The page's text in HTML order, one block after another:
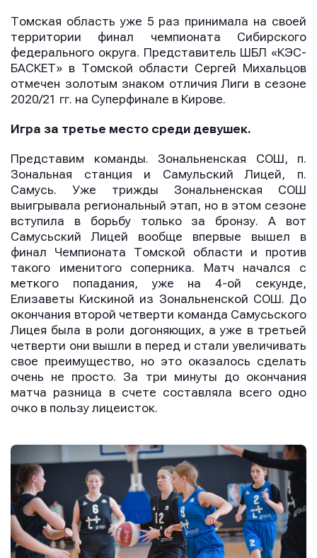
Томская область уже 5 раз принимала на своей
территории финал чемпионата Сибирского
федерального округа. Представитель ШБЛ «КЭС-
БАСКЕТ» в Томской области Сергей Михальцов
отмечен золотым знаком отличия Лиги в сезоне
2020/21 гг. на Суперфинале в Кирове.
Игра за третье место среди девушек.
Представим команды. Зональненская СОШ, п.
Зональная станция и Самульский Лицей, п.
Самусь. Уже трижды Зональненская СОШ
выигрывала региональный этап, но в этом сезоне
вступила в борьбу только за бронзу. А вот
Самусьский Лицей вообще впервые вышел в
финал Чемпионата Томской области и против
такого именитого соперника. Матч начался с
меткого попадания, уже на 4-ой секунде,
Елизаветы Кискиной из Зональненской СОШ. До
окончания второй четверти команда Самусьского
Лицея была в роли догоняющих, а уже в третьей
четверти они вышли в перед и стали увеличивать
свое преимущество, но это оказалось сделать
очень не просто. За три минуты до окончания
матча разница в счете составляла всего одно
очко в пользу лицеисток.